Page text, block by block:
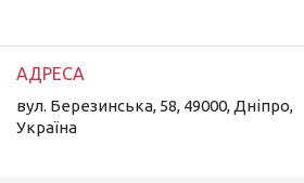
вул. Березинська, 58, 49000, Дніпро,
Україна